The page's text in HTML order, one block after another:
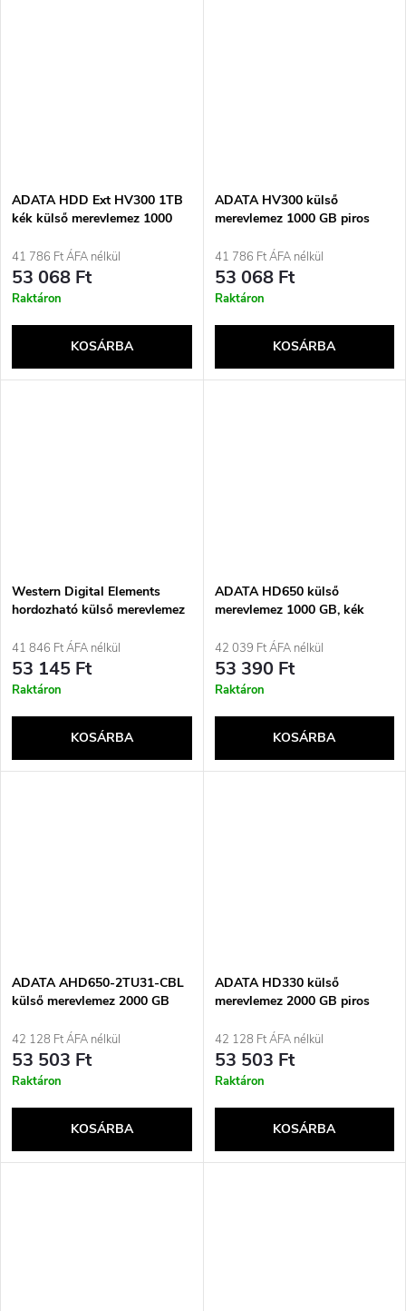
ADATA HDD Ext HV300 1TB
kék külső merevlemez 1000
41 786 Ft ÁFA nélkül
53 068 Ft
Raktáron
KOSÁRBA
ADATA HV300 külső
merevlemez 1000 GB piros
41 786 Ft ÁFA nélkül
53 068 Ft
Raktáron
KOSÁRBA
Western Digital Elements
hordozható külső merevlemez
3.2 Gen 1 (3.1 Gen 1) fekete
41 846 Ft ÁFA nélkül
53 145 Ft
Raktáron
KOSÁRBA
ADATA HD650 külső
merevlemez 1000 GB, kék
42 039 Ft ÁFA nélkül
53 390 Ft
Raktáron
KOSÁRBA
ADATA AHD650-2TU31-CBL
külső merevlemez 2000 GB
42 128 Ft ÁFA nélkül
53 503 Ft
Raktáron
KOSÁRBA
ADATA HD330 külső
merevlemez 2000 GB piros
42 128 Ft ÁFA nélkül
53 503 Ft
Raktáron
KOSÁRBA